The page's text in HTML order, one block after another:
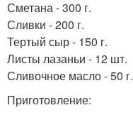
Сметана - 300 г.
Сливки - 200 г.
Тертый сыр - 150 г.
Листы лазаньи - 12 шт.
Сливочное масло - 50 г.
Приготовление: